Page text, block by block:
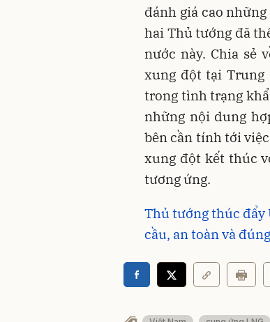
đánh giá cao
hai Thủ tướng đã
nước này. Chia sẻ
xung đột tại Trung
trong tình trạng
những nội dung
bên cần tính tới
xung đột kết thúc
tương ứng.
Thủ tướng thúc đẩy
cầu, an toàn và